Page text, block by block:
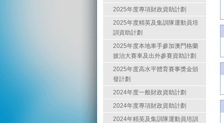
2025年度專項財政資助計劃
2025年度精英及集訓隊運動員培
訓資助計劃
2025年度本地車手參加澳門格蘭
披治大賽車及出外參賽資助計劃
2025年度高水平體育賽事獎金頒
發計劃
2024年度一般財政資助計劃
2024年度專項財政資助計劃
2024年精英及集訓隊運動員培訓